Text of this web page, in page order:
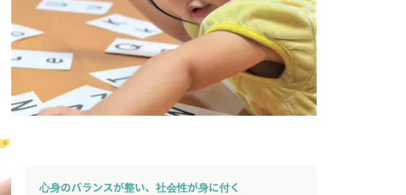
心身のバランスが整い、社会性が身に付く